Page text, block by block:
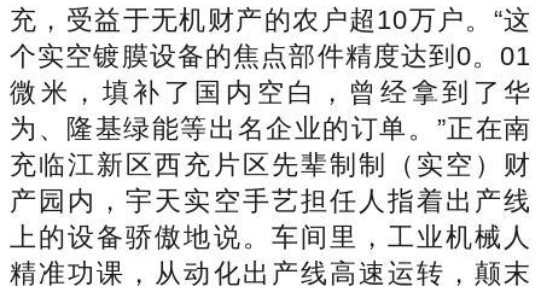
充，受益于无机财产的农户超10万户。“这
个实空镀膜设备的焦点部件精度达到0。01
微米，填补了国内空白，曾经拿到了华
为、隆基绿能等出名企业的订单。”正在南
充临江新区西充片区先辈制制（实空）财
产园内，宇天实空手艺担任人指着出产线
上的设备骄傲地说。车间里，工业机械人
精准功课，从动化出产线高速运转，颠末